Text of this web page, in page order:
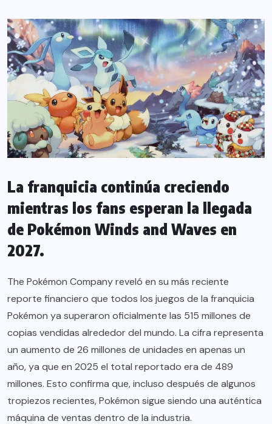
La franquicia continúa creciendo
mientras los fans esperan la llegada
de Pokémon Winds and Waves en
2027.
The Pokémon Company reveló en su más reciente
reporte financiero que todos los juegos de la franquicia
Pokémon ya superaron oficialmente las 515 millones de
copias vendidas alrededor del mundo. La cifra representa
un aumento de 26 millones de unidades en apenas un
año, ya que en 2025 el total reportado era de 489
millones. Esto confirma que, incluso después de algunos
tropiezos recientes, Pokémon sigue siendo una auténtica
máquina de ventas dentro de la industria.